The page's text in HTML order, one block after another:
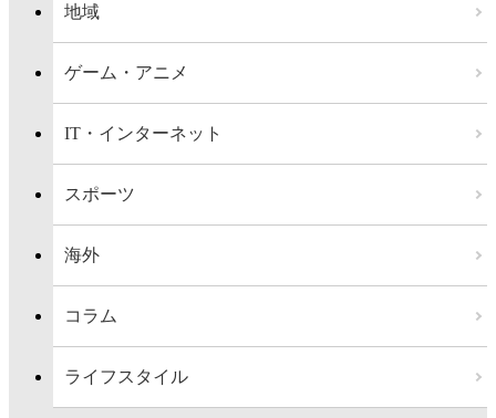
地域
ゲーム・アニメ
IT・インターネット
スポーツ
海外
コラム
ライフスタイル